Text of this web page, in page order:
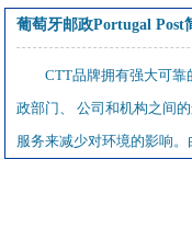
葡萄牙邮政Portugal Post
CTT品牌拥有强大可
政部门、 公司和机构之间
服务来减少对环境的影响